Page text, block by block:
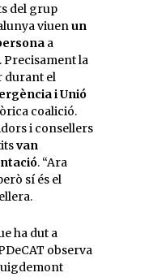
del grup
viuenun
a
Precisament la
durant el
i Unió
coalició.
i consellers
van
. “Ara
sí és el
ha dut a
observa